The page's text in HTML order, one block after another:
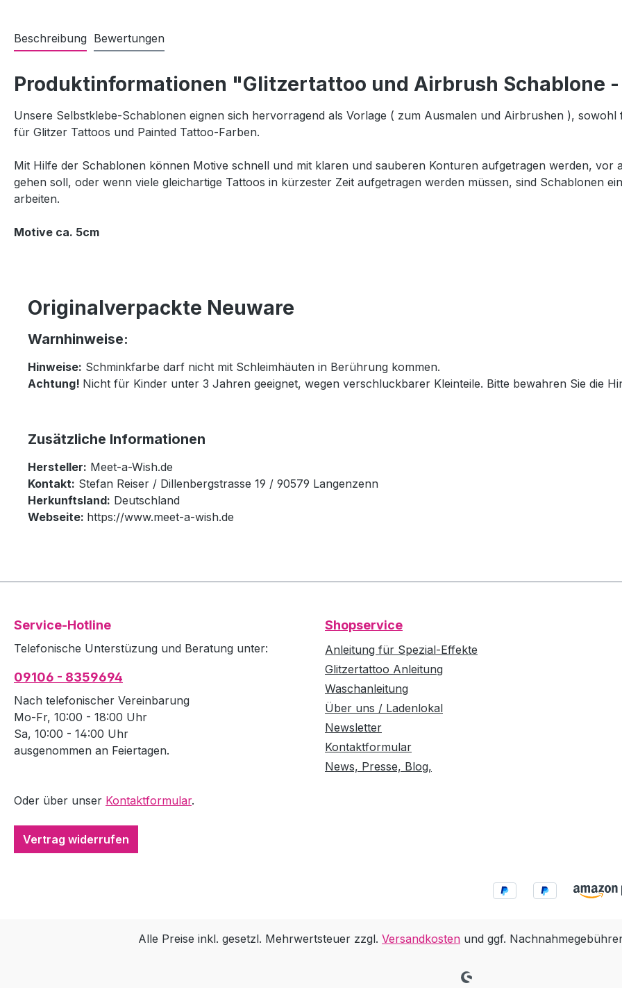
Beschreibung Bewertungen
Produktinformationen "Glitzertattoo und Airbrush Schablone -
Unsere Selbstklebe-Schablonen eignen sich hervorragend als Vorlage ( zum Ausmalen und Airbrushen ),
für Glitzer Tattoos und Painted Tattoo-Farben.
Mit Hilfe der Schablonen können Motive schnell und mit klaren und sauberen Konturen aufgetragen werden, vor
gehen soll, oder wenn viele gleichartige Tattoos in kürzester Zeit aufgetragen werden müssen, sind Schablonen
arbeiten.
Motive ca. 5cm
Originalverpackte Neuware
Warnhinweise:
Hinweise: Schminkfarbe darf nicht mit Schleimhäuten in Berührung kommen.
Achtung! Nicht für Kinder unter 3 Jahren geeignet, wegen verschluckbarer Kleinteile. Bitte bewahren Sie die
Zusätzliche Informationen
Hersteller: Meet-a-Wish.de
Kontakt: Stefan Reiser / Dillenbergstrasse 19 / 90579 Langenzenn
Herkunftsland: Deutschland
Webseite: https://www.meet-a-wish.de
Service-Hotline
Telefonische Unterstüzung und Beratung unter:
09106 - 8359694
Nach telefonischer Vereinbarung
Mo-Fr, 10:00 - 18:00 Uhr
Sa, 10:00 - 14:00 Uhr
ausgenommen an Feiertagen.
Oder über unser Kontaktformular.
Vertrag widerrufen
Shopservice
Anleitung für Spezial-Effekte
Glitzertattoo Anleitung
Waschanleitung
Über uns / Ladenlokal
Newsletter
Kontaktformular
News, Presse, Blog,
Alle Preise inkl. gesetzl. Mehrwertsteuer zzgl. Versandkosten und ggf.